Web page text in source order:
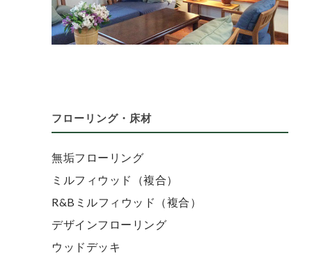
フローリング・床材
無垢フローリング
ミルフィウッド（複合）
R&Bミルフィウッド（複合）
デザインフローリング
ウッドデッキ